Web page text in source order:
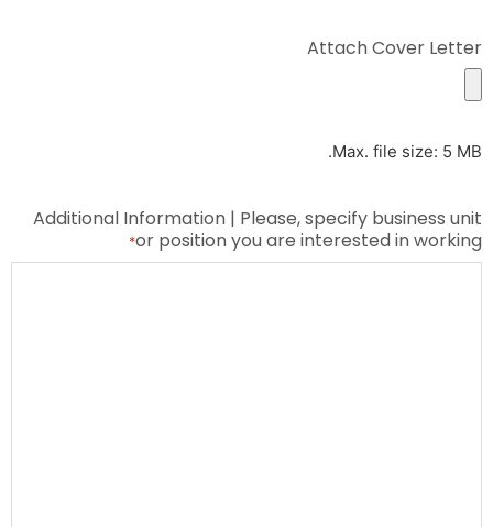
Attach Cover Letter
Max. file size: 5 MB.
Additional Information | Please, specify business unit
or position you are interested in working
*